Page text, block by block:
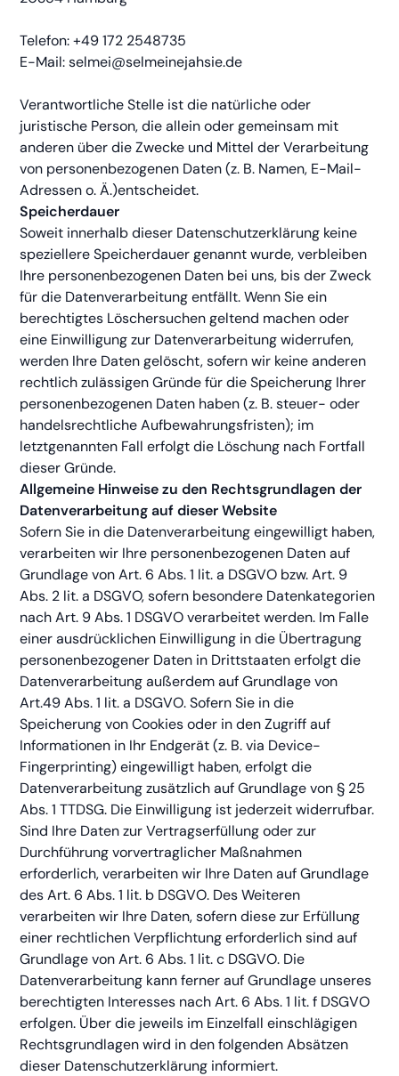
Telefon: +49 172 2548735
E-Mail:selmei@selmeinejahsie.de
Verantwortliche Stelle ist die natürliche oder
juristische Person, die allein oder gemeinsam mit
anderen über die Zwecke und Mittel der Verarbeitung
von personenbezogenen Daten (z. B. Namen, E-Mail-
Adressen o. Ä.)entscheidet.
Speicherdauer
Soweit innerhalb dieser Datenschutzerklärung keine
speziellere Speicherdauer genannt wurde, verbleiben
Ihre personenbezogenen Daten bei uns, bis der Zweck
für die Datenverarbeitung entfällt. Wenn Sie ein
berechtigtes Löschersuchen geltend machen oder
eine Einwilligung zur Datenverarbeitung widerrufen,
werden Ihre Daten gelöscht, sofern wir keine anderen
rechtlich zulässigen Gründe für die Speicherung Ihrer
personenbezogenen Daten haben (z. B. steuer- oder
handelsrechtliche Aufbewahrungsfristen); im
letztgenannten Fall erfolgt die Löschung nach Fortfall
dieser Gründe.
Allgemeine Hinweise zu den Rechtsgrundlagen der
Datenverarbeitung auf dieser Website
Sofern Sie in die Datenverarbeitung eingewilligt haben,
verarbeiten wir Ihre personenbezogenen Daten auf
Grundlage von Art. 6 Abs. 1 lit. a DSGVO bzw. Art. 9
Abs. 2 lit. a DSGVO, sofern besondere Datenkategorien
nach Art. 9 Abs. 1 DSGVO verarbeitet werden. Im Falle
einer ausdrücklichen Einwilligung in die Übertragung
personenbezogener Daten in Drittstaaten erfolgt die
Datenverarbeitung außerdem auf Grundlage von
Art.49 Abs. 1 lit. a DSGVO. Sofern Sie in die
Speicherung von Cookies oder in den Zugriff auf
Informationen in Ihr Endgerät (z. B. via Device-
Fingerprinting) eingewilligt haben, erfolgt die
Datenverarbeitung zusätzlich auf Grundlage von § 25
Abs. 1 TTDSG. Die Einwilligung ist jederzeit widerrufbar.
Sind Ihre Daten zur Vertragserfüllung oder zur
Durchführung vorvertraglicher Maßnahmen
erforderlich, verarbeiten wir Ihre Daten auf Grundlage
des Art. 6 Abs. 1 lit. b DSGVO. Des Weiteren
verarbeiten wir Ihre Daten, sofern diese zur Erfüllung
einer rechtlichen Verpflichtung erforderlich sind auf
Grundlage von Art. 6 Abs. 1 lit. c DSGVO. Die
Datenverarbeitung kann ferner auf Grundlage unseres
berechtigten Interesses nach Art. 6 Abs. 1 lit. f DSGVO
erfolgen. Über die jeweils im Einzelfall einschlägigen
Rechtsgrundlagen wird in den folgenden Absätzen
dieser Datenschutzerklärung informiert.